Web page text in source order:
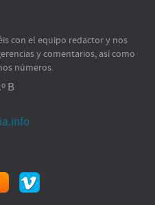
con el equipo redactor y nos
y comentarios, así como
números.
B